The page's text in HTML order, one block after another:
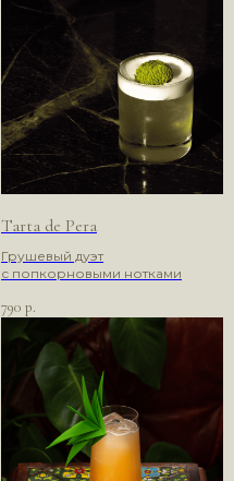
Tarta de Pera
Грушевый дуэт
с попкорновыми нотками
790 р.